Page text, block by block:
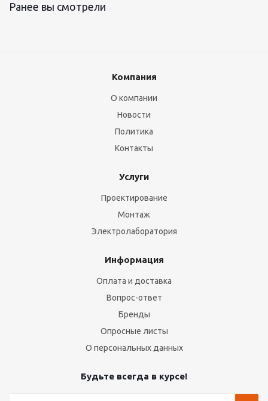
Ранее вы смотрели
Компания
О компании
Новости
Политика
Контакты
Услуги
Проектирование
Монтаж
Электролаборатория
Информация
Оплата и доставка
Вопрос-ответ
Бренды
Опросные листы
О персональных данных
Будьте всегда в курсе!